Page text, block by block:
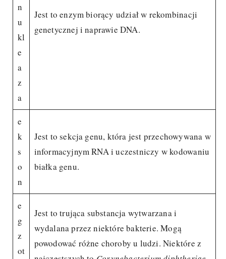
n
u
kl
e
a
z
a
Jest to enzym biorący udział w rekombinacji
genetycznej i naprawie DNA.
e
k
s
o
n
Jest to sekcja genu, która jest przechowywana w
informacyjnym RNA i uczestniczy w kodowaniu
białka genu.
e
g
z
ot
Jest to trująca substancja wytwarzana i
wydalana przez niektóre bakterie. Mogą
powodować różne choroby u ludzi. Niektóre z